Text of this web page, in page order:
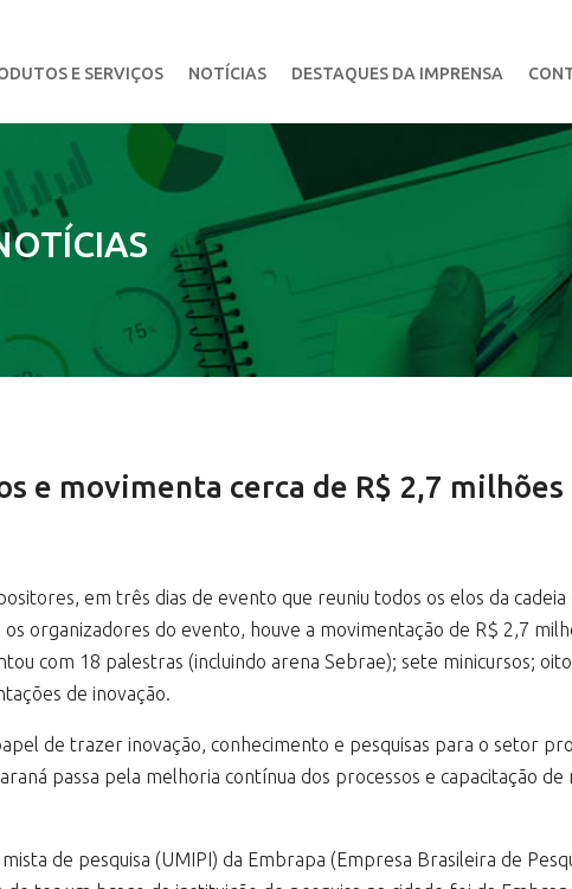
E SERVIÇOS NOTÍCIAS DESTAQUES DA IMPRENSA
e movimenta cerca de R$ 2,7 milhões
em três dias de evento que reuniu todos os elos da
organizadores do evento, houve a movimentação de R$ 2,7
com 18 palestras (incluindo arena Sebrae); sete minicursos;
de inovação.
de trazer inovação, conhecimento e pesquisas para o setor
passa pela melhoria contínua dos processos e capacitação de
de pesquisa (UMIPI) da Embrapa (Empresa Brasileira de